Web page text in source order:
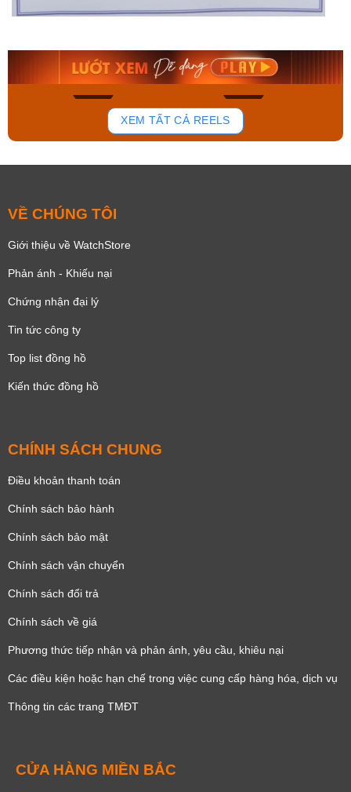
194
Orient Nam RA-
Mua ngay
Casio Nam MTS-
Mua ngay
XEM TẤT CẢ REELS
VỀ CHÚNG TÔI
Giới thiệu về WatchStore
Phản ánh - Khiếu nại
Chứng nhận đại lý
Tin tức công ty
Top list đồng hồ
Kiến thức đồng hồ
CHÍNH SÁCH CHUNG
Điều khoản thanh toán
Chính sách bảo hành
Chính sách bảo mật
Chính sách vận chuyển
Chính sách đổi trả
Chính sách về giá
Phương thức tiếp nhận và phản ánh, yêu cầu, khiêu nại
Các điều kiện hoặc hạn chế trong việc cung cấp hàng hóa, dịch vụ
Thông tin các trang TMĐT
CỬA HÀNG MIỀN BẮC